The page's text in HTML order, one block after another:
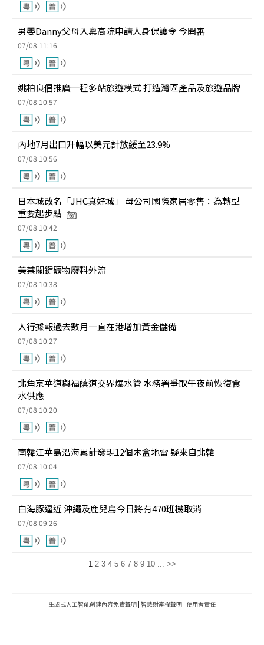
男嬰Danny父母入稟高院申請人身保護令 今開審
07/08 11:16
姚柏良倡推廣一程多站旅遊模式 打造灣區產品及旅遊品牌
07/08 10:57
內地7月出口升幅以美元計放緩至23.9%
07/08 10:56
日本城改名「JHC真好城」 母公司國際家居零售：為轉型
重要起步點
07/08 10:42
美禁關鍵礦物廢料外流
07/08 10:38
人行據報過去數月一直在港增加黃金儲備
07/08 10:27
北角京華道與福蔭道交界爆水管 水務署爭取午夜前恢復食
水供應
07/08 10:20
南韓江華島沿海累計發現12個木盒地雷 疑來自北韓
07/08 10:04
白海豚逼近 沖繩及鹿兒島今日將有470班機取消
07/08 09:26
1 2 3 4 5 6 7 8 9 10 ... >>
生成式人工智能創建內容免責聲明 | 智慧財產權聲明 | 使用者責任